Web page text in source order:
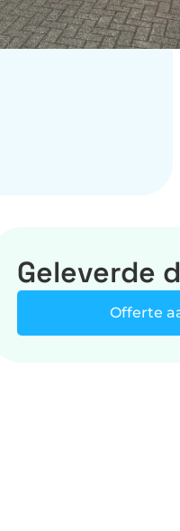
Geleverde
Offerte